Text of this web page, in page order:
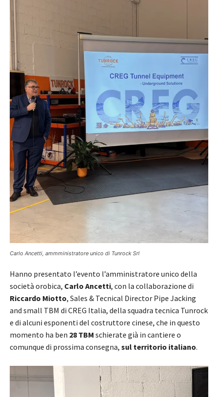
Carlo Ancetti, ammministratore unico di Tunrock Srl
Hanno presentato l’evento l’amministratore unico della
società orobica, Carlo Ancetti, con la collaborazione di
Riccardo Miotto, Sales & Tecnical Director Pipe Jacking
and small TBM di CREG Italia, della squadra tecnica Tunrock
e di alcuni esponenti del costruttore cinese, che in questo
momento ha ben 28 TBM schierate già in cantiere o
comunque di prossima consegna, sul territorio italiano.